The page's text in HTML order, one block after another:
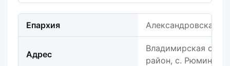
Епархия Александровская
Адрес
Владимирская
район, с.